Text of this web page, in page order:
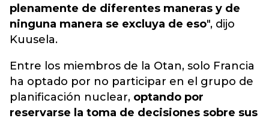
plenamente de diferentes maneras y de
ninguna manera se excluya de eso", dijo
Kuusela.
Entre los miembros de la Otan, solo Francia
ha optado por no participar en el grupo de
planificación nuclear, optando por
reservarse la toma de decisiones sobre sus